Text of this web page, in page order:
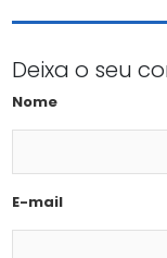
Deixa o seu
Nome
E-mail